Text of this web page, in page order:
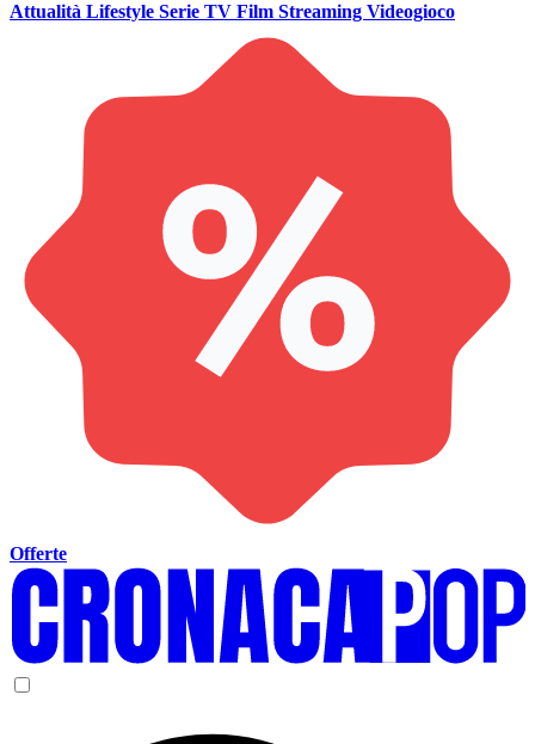
Attualità Lifestyle Serie TV Film Streaming Videogioco
Offerte